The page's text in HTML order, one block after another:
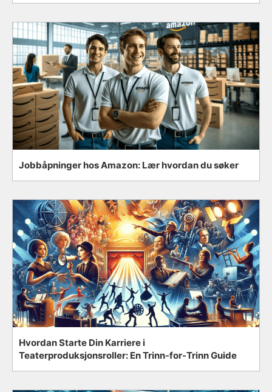
Jobbåpninger hos Amazon: Lær hvordan du søker
Hvordan Starte Din Karriere i
Teaterproduksjonsroller: En Trinn-for-Trinn Guide